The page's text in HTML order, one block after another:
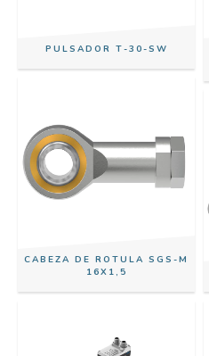
PULSADOR T-30-SW
CABEZA DE ROTULA SGS-M
16X1,5